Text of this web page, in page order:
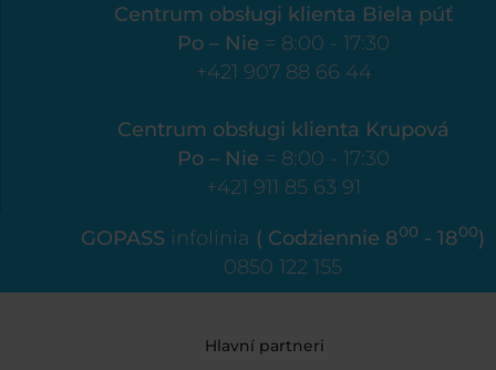
Centrum obsługi klienta Biela púť
Po – Nie = 8:00 - 17:30
+421 907 88 66 44
Centrum obsługi klienta Krupová
Po – Nie = 8:00 - 17:30
+421 911 85 63 91
GOPASS infolinia ( Codziennie 800 - 1800)
0850 122 155
Hlavní partneri